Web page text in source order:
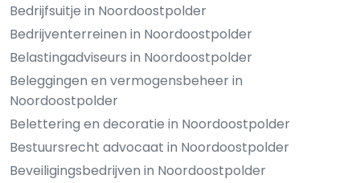
Bedrijfsuitje in Noordoostpolder
Bedrijventerreinen in Noordoostpolder
Belastingadviseurs in Noordoostpolder
Beleggingen en vermogensbeheer in
Noordoostpolder
Belettering en decoratie in Noordoostpolder
Bestuursrecht advocaat in Noordoostpolder
Beveiligingsbedrijven in Noordoostpolder